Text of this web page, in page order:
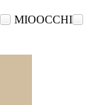
MIOOCCHI